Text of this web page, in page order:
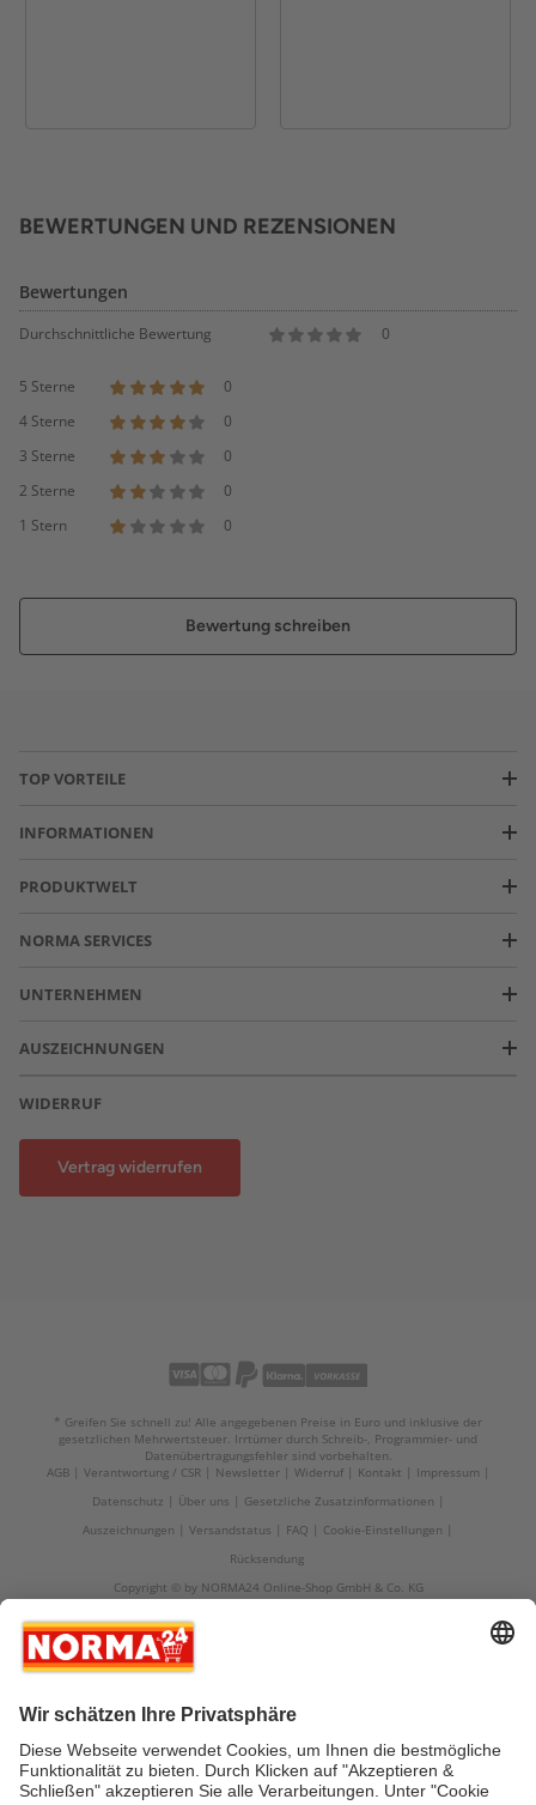
BEWERTUNGEN UND REZENSIONEN
Bewertungen
Durchschnittliche Bewertung 0
5 Sterne
0
4 Sterne
0
3 Sterne
0
2 Sterne
0
1 Stern
0
Bewertung schreiben
TOP VORTEILE
INFORMATIONEN
PRODUKTWELT
NORMA SERVICES
UNTERNEHMEN
AUSZEICHNUNGEN
WIDERRUF
Vertrag widerrufen
* Greifen Sie schnell zu! Alle angegebenen Preise in Euro und inklusive der
gesetzlichen Mehrwertsteuer. Irrtümer durch Schreib-, Programmier- und
Datenübertragungsfehler sind vorbehalten.
AGB
Verantwortung / CSR Newsletter Widerruf Kontakt
Impressum
Datenschutz
Über uns
Gesetzliche Zusatzinformationen
Auszeichnungen
Versandstatus FAQ
Cookie-Einstellungen
Rücksendung
Copyright © by NORMA24 Online-Shop GmbH & Co. KG